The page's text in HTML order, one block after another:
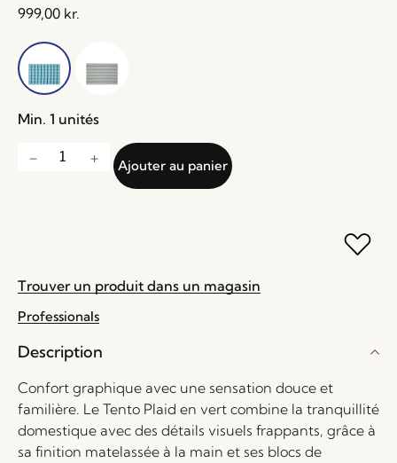
999,00 kr.
Min. 1 unités
Ajouter au panier
Trouver un produit dans un magasin
Professionals
Description
Confort graphique avec une sensation douce et
familière. Le Tento Plaid en vert combine la tranquillité
domestique avec des détails visuels frappants, grâce à
sa finition matelassée à la main et ses blocs de